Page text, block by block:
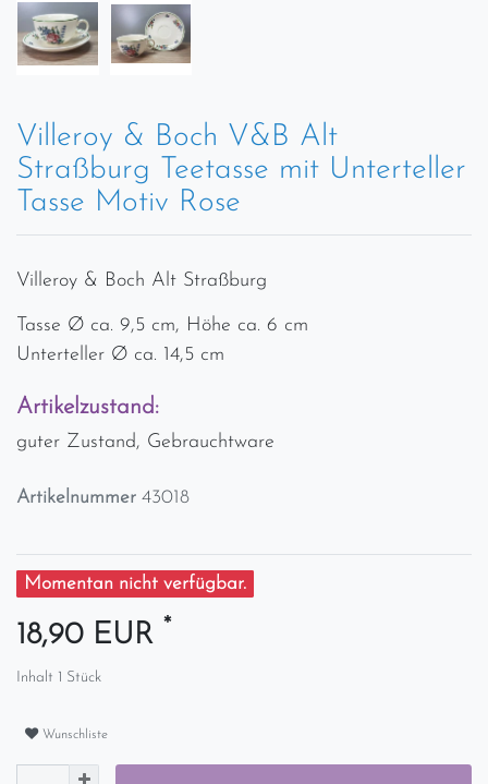
Villeroy & Boch V&B Alt
Straßburg Teetasse mit Unterteller
Tasse Motiv Rose
Villeroy & Boch Alt Straßburg
Tasse Ø ca. 9,5 cm, Höhe ca. 6 cm
Unterteller Ø ca. 14,5 cm
Artikelzustand:
guter Zustand, Gebrauchtware
Artikelnummer 43018
Momentan nicht verfügbar.
18,90 EUR *
Inhalt 1 Stück
Wunschliste